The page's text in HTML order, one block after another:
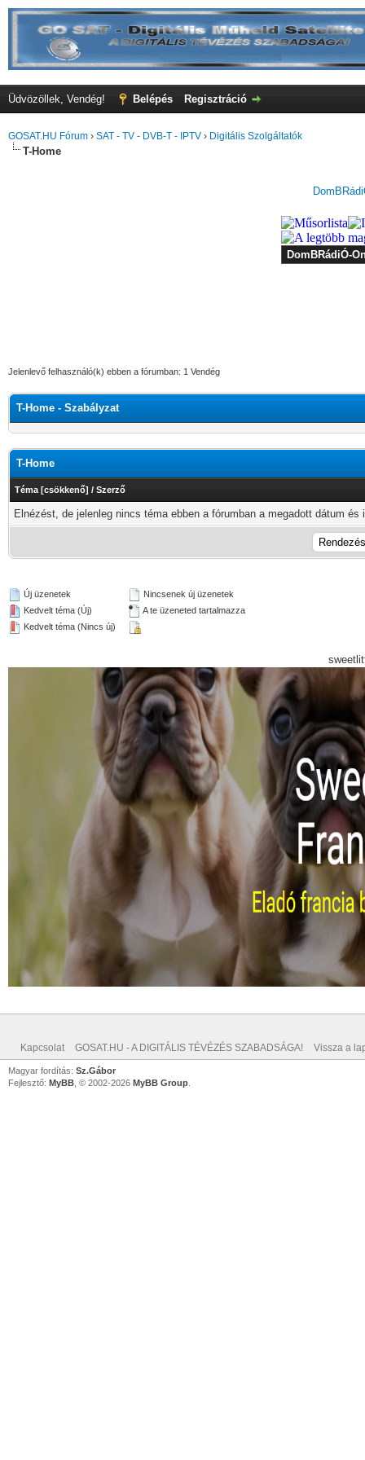
Üdvözöllek, Vendég! Belépés Regisztráció
GOSAT.HU Fórum › SAT - TV - DVB-T - IPTV › Digitális Szolgáltatók
T-Home
Jelenlevő felhasználó(k) ebben a fórumban: 1 Vendég
T-Home - Szabályzat
T-Home
Téma [csökkenő] / Szerző
Elnézést, de jelenleg nincs téma ebben a fórumban a megadott dátum
Új üzenetek
Kedvelt téma (Új)
Kedvelt téma (Nincs új)
Nincsenek új üzenetek
A te üzeneted tartalmazza
Kapcsolat GOSAT.HU - A DIGITÁLIS TÉVÉZÉS SZABADSÁGA! Vissza a
Magyar fordítás: Sz.Gábor
Fejlesztő: MyBB , © 2002-2026 MyBB Group